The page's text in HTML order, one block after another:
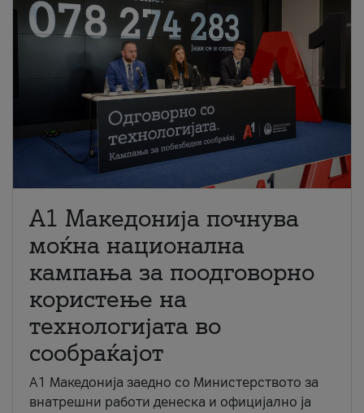
A1 Македонија почнува
моќна национална
кампања за поодговорно
користење на
технологијата во
сообраќајот
A1 Македонија заедно со Министерството за
внатрешни работи денеска и официјално ја